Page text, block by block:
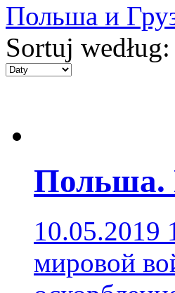
Польша и
Sortuj według:
Польша.
10.05.2019
мировой